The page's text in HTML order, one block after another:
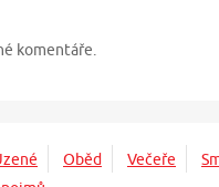
komentáře.
Oběd Večeře